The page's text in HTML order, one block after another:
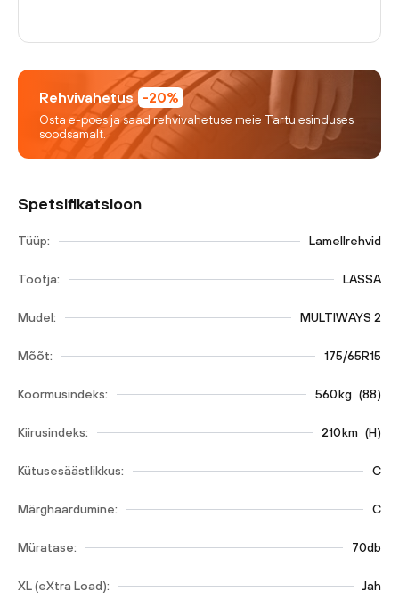
Rehvivahetus -20%
Osta e-poes ja saad rehvivahetuse meie Tartu esinduses
soodsamalt.
Spetsifikatsioon
Tüüp: Lamellrehvid
Tootja: LASSA
Mudel: MULTIWAYS 2
Mõõt: 175/65R15
Koormusindeks: 560kg (88)
Kiirusindeks: 210km (H)
Kütusesäästlikkus: C
Märghaardumine: C
Müratase: 70db
XL (eXtra Load): Jah